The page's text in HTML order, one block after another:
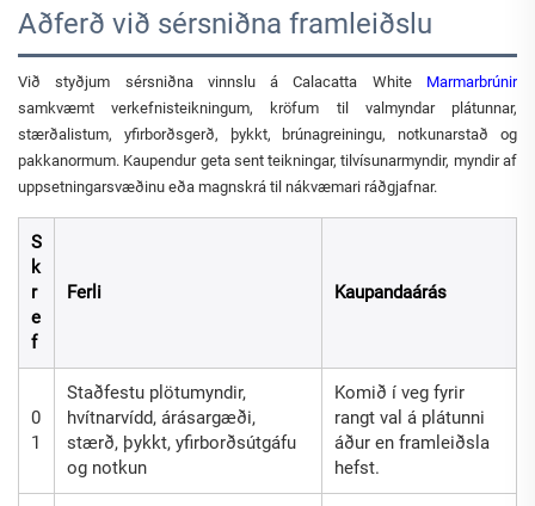
Aðferð við sérsniðna framleiðslu
Við styðjum sérsniðna vinnslu á Calacatta White Marmarbrúnir
samkvæmt verkefnisteikningum, kröfum til valmyndar plátunnar,
stærðalistum, yfirborðsgerð, þykkt, brúnagreiningu, notkunarstað og
pakkanormum. Kaupendur geta sent teikningar, tilvísunarmyndir, myndir af
uppsetningarsvæðinu eða magnskrá til nákvæmari ráðgjafnar.
S
k
r
e
f
Ferli Kaupandaárás
0
1
Staðfestu plötumyndir,
hvítnarvídd, árásargæði,
stærð, þykkt, yfirborðsútgáfu
og notkun
Komið í veg fyrir
rangt val á plátunni
áður en framleiðsla
hefst.